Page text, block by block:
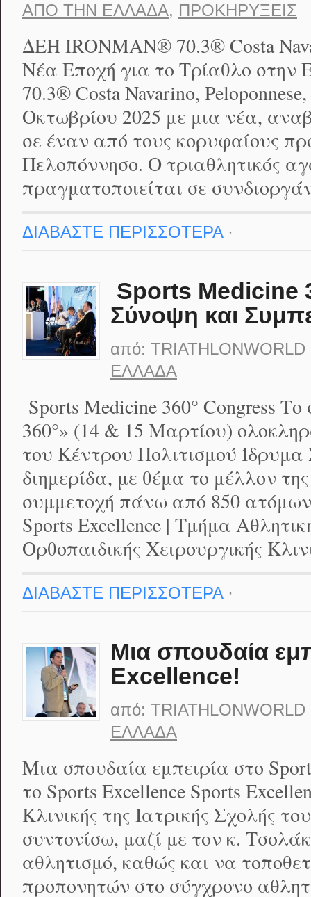
ΑΠΟ ΤΗΝ ΕΛΛΆΔΑ, ΠΡΟΚΗΡΎΞΕΙΣ
ΔΕΗ IRONMAN® 70.3® Costa
Νέα Εποχή για το Τρίαθλο
70.3® Costa Navarino,
Οκτωβρίου 2025 με μια νέα,
σε έναν από τους κορυφαίους
Πελοπόννησο. Ο τριαθλητικός
πραγματοποιείται σε
ΔΙΑΒΑΣΤΕ ΠΕΡΙΣΣΟΤΕΡΑ·
Sports Medicine
Σύνοψη και
από: TRIATHLONWORLD
ΕΛΛΆΔΑ
Sports Medicine 360° Congress
360°» (14 & 15 Μαρτίου)
του Κέντρου Πολιτισμού
διημερίδα, με θέμα το μέλλον
συμμετοχή πάνω από 850
Sports Excellence | Τμήμα
Ορθοπαιδικής Χειρουργικής
ΔΙΑΒΑΣΤΕ ΠΕΡΙΣΣΟΤΕΡΑ·
Μια σπουδαία
Excellence!
από: TRIATHLONWORLD
ΕΛΛΆΔΑ
Μια σπουδαία εμπειρία στο
το Sports Excellence Sports
Κλινικής της Ιατρικής Σχολής
συντονίσω, μαζί με τον κ.
αθλητισμό, καθώς και να
προπονητών στο σύγχρονο